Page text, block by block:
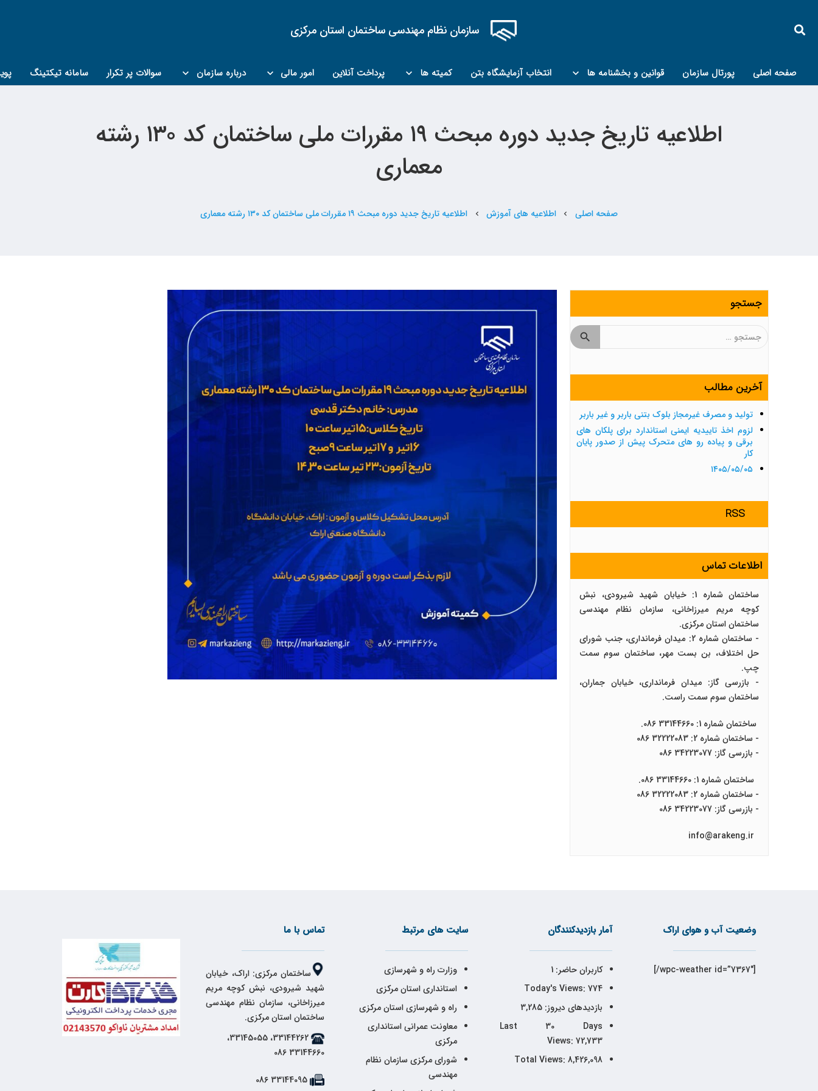
سازمان نظام مهندسی ساختمان استان مرکزی
صفحه اصلی پورتال سازمان قوانین و بخشنامه ها انتخاب آزمایشگاه بتن کمیته ها پرداخت آنلاین امور مالی درباره سازمان سوالات پر تکرار سامانه تیکتینگ
اطلاعیه تاریخ جدید دوره مبحث ۱۹ مقررات ملی ساختمان کد ۱۳۰ رشته
معماری
صفحه اصلی chevron_left اطلاعیه های آموزش chevron_left اطلاعیه تاریخ جدید دوره مبحث ۱۹ مقررات ملی ساختمان کد ۱۳۰ رشته معماری
جستجو
جستجو
آخرین مطالب
تولید و مصرف غیرمجاز بلوک بتنی باربر و غیر باربر
لزوم اخذ تاییدیه ایمنی استاندارد برای پلکان های
برقی و پیاده رو های متحرک پیش از صدور پایان
کار
۱۴۰۵/۰۵/۰۵
RSS
اطلاعات تماس
ساختمان شماره 1: خیابان شهید شیرودی، نبش
کوچه مریم میرزاخانی، سازمان نظام مهندسی
ساختمان استان مرکزی.
- ساختمان شماره 2: میدان فرمانداری، جنب شورای
حل اختلاف، بن بست مهر، ساختمان سوم سمت
چپ.
- بازرسی گاز: میدان فرمانداری، خیابان جماران،
ساختمان سوم سمت راست.
ساختمان شماره 1: 33144660 086.
- ساختمان شماره 2: 32222083 086
- بازرسی گاز: 34223077 086
ساختمان شماره 1: 33144660 086.
- ساختمان شماره 2: 32222083 086
- بازرسی گاز: 34223077 086
وضعیت آب و هوای اراک
[wpc-weather id=”7367″/]
آمار بازدیدکنندگان
کاربران حاضر:1
Today's Views: 774
بازدیدهای دیروز:3,285
Last 30 Days
Views: 72,733
Total Views: 8,426,098
سایت های مرتبط
وزارت راه و شهرسازی
استانداری استان مرکزی
راه و شهرسازی استان مرکزی
معاونت عمرانی استانداری
مرکزی
شورای مرکزی سازمان نظام
مهندسی
تماس با ما
ساختمان مرکزی: اراک، خیابان
شهید شیرودی، نبش کوچه مریم
میرزاخانی، سازمان نظام مهندسی
ساختمان استان مرکزی.
33144262، 33145055،
33144660 086
33144095 086